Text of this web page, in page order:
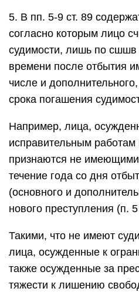
5. В пп. 5-9 ст. 89
согласно которым лицо
судимости, лишь по сшшв
времени после отбытия
числе и
срока погашения
Например, лица,
исправительным работам
признаются не
течение года со дня
(основного и
нового преступления (п. 5
Такими, что не имеют
лица, осужденные к
также осужденные за
тяжести к лишению